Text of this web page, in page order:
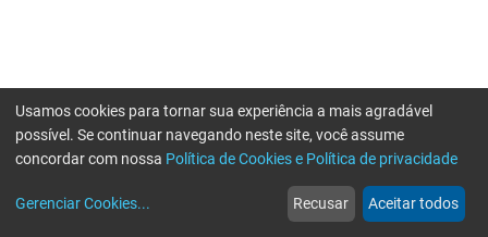
web
Notícias
more_horiz
Mais
Usamos cookies para tornar sua experiência a mais agradável
possível. Se continuar navegando neste site, você assume
concordar com nossa Política de Cookies e Política de privacidade
Gerenciar Cookies... Recusar Aceitar todos